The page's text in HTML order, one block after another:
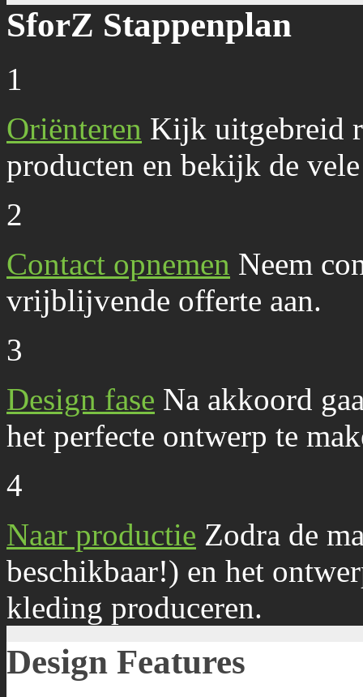
SforZ Stappenplan
1
Oriënteren Kijk uitgebreid
producten en bekijk de
2
Contact opnemen Neem
vrijblijvende offerte aan.
3
Design fase Na akkoord
het perfecte ontwerp te
4
Naar productie Zodra de
beschikbaar!) en het
kleding produceren.
Design Features